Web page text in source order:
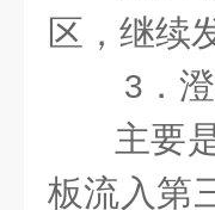
区，继续
3 ．
主要
板流入第